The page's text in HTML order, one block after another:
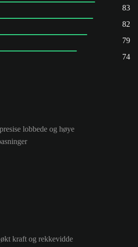
83
82
79
74
lobbede og høye
kraft og rekkevidde